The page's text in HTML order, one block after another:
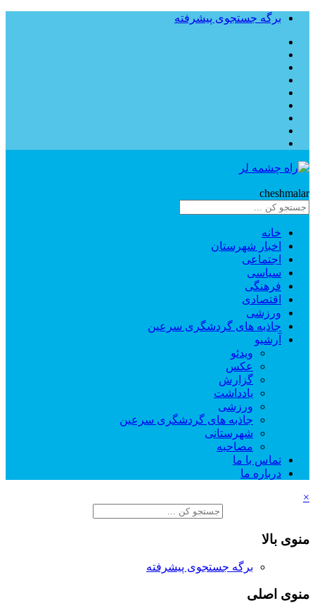
برگه جستجوی پیشرفته
cheshmalar
خانه
اخبار شهرستان
اجتماعی
سیاسی
فرهنگی
اقتصادی
ورزشی
جاذبه های گردشگری سرعین
آرشیو
ویدئو
عکس
گزارش
یادداشت
ورزشی
جاذبه های گردشگری سرعین
شهرستانی
مصاحبه
تماس با ما
درباره ما
×
منوی بالا
برگه جستجوی پیشرفته
منوی اصلی